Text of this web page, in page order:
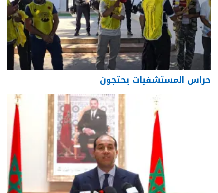
حراس المستشفيات يحتجون